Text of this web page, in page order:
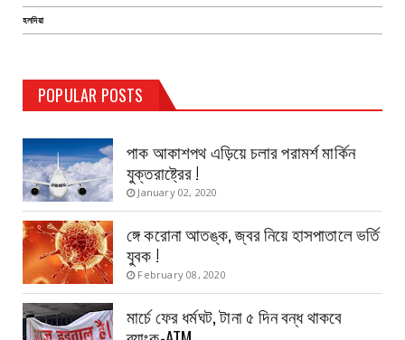
হলদিয়া
POPULAR POSTS
TEST PAGE
August 14, 2019
পাক আকাশপথ এড়িয়ে চলার পরামর্শ মার্কিন
যুক্তরাষ্ট্রের !
January 02, 2020
ঙ্গে করোনা আতঙ্ক, জ্বর নিয়ে হাসপাতালে ভর্তি
যুবক !
February 08, 2020
মার্চে ফের ধর্মঘট, টানা ৫ দিন বন্ধ থাকবে